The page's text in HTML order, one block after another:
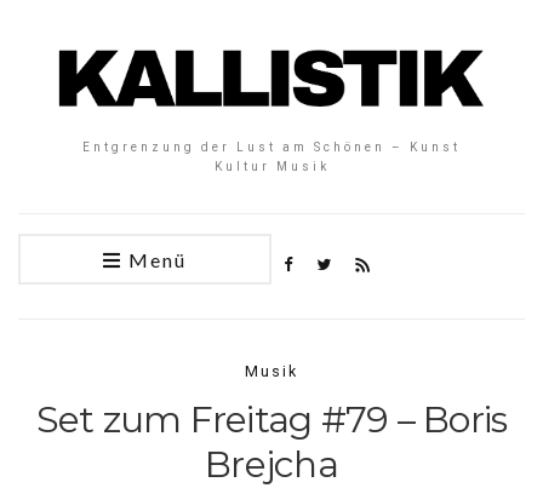
Entgrenzung der Lust am Schönen – Kunst
Kultur Musik
Menü
Musik
Set zum Freitag #79 – Boris
Brejcha